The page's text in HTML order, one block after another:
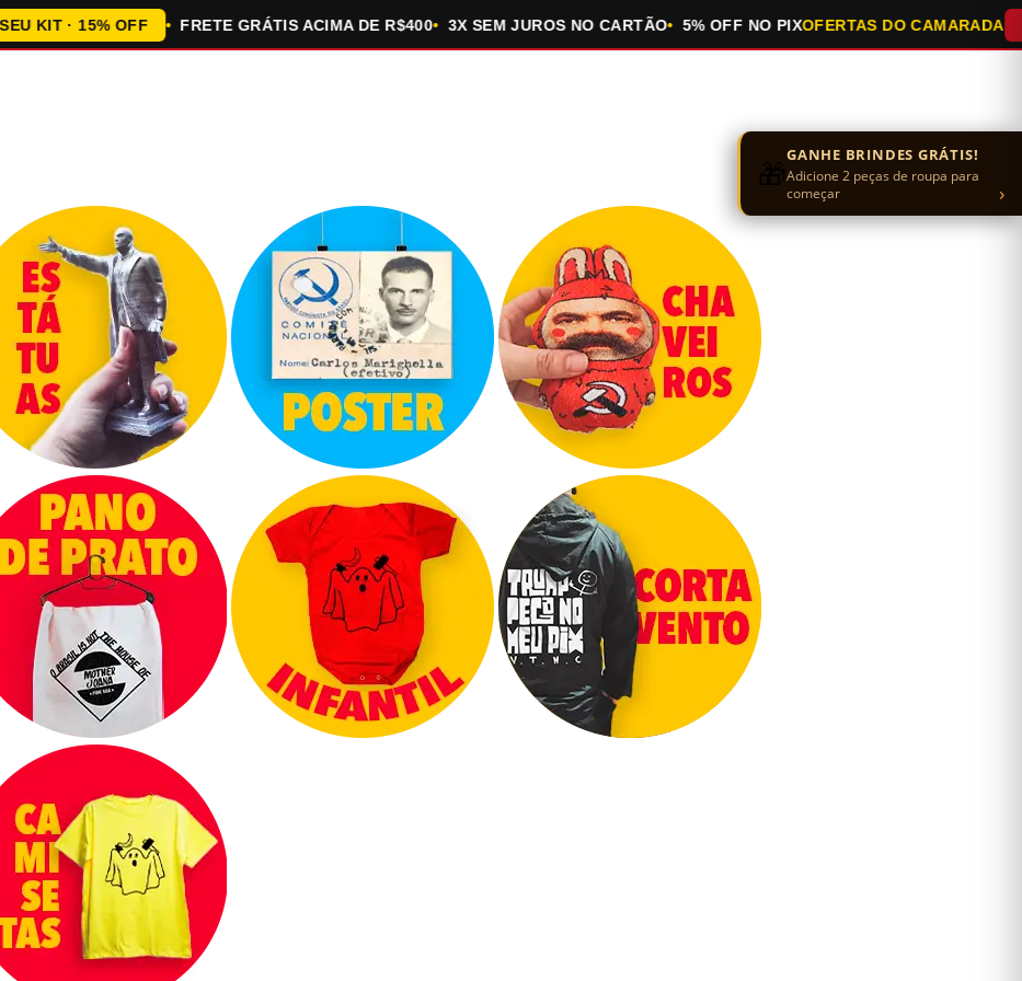
· 15% OFF FRETE GRÁTIS ACIMA DE R$400 3X SEM JUROS NO CARTÃO 5% OFF NO PIXOFERTAS DO CAMARADA
🎁GANHE BRINDES GRÁTIS!
Adicione 2 peças de roupa para
começar
›